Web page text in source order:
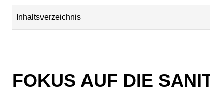
Inhaltsverzeichnis
FOKUS AUF DIE